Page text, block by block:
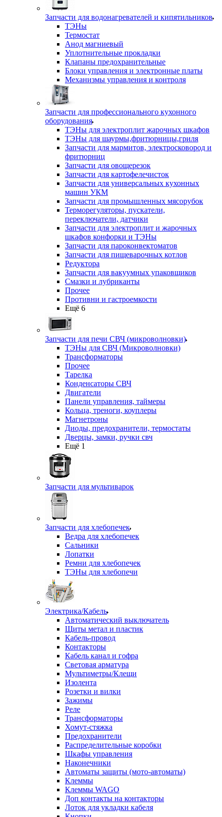
Запчасти для водонагревателей и кипятильников
ТЭНы
Термостат
Анод магниевый
Уплотнительные прокладки
Клапаны предохранительные
Блоки управления и электронные платы
Механизмы управления и контроля
Запчасти для профессионального кухонного
оборудования
ТЭНы для электроплит жарочных шкафов
ТЭНы для шаурмы,фритюрницы,гриля
Запчасти для мармитов, электросковород и
фритюрниц
Запчасти для овощерезок
Запчасти для картофелечисток
Запчасти для универсальных кухонных
машин УКМ
Запчасти для промышленных мясорубок
Терморегуляторы, пускатели,
переключатели, датчики
Запчасти для электроплит и жарочных
шкафов конфорки и ТЭНы
Запчасти для пароконвектоматов
Запчасти для пищеварочных котлов
Редуктора
Запчасти для вакуумных упаковщиков
Смазки и лубриканты
Прочее
Противни и гастроемкости
Ещё 6
Запчасти для печи СВЧ (микроволновки)
ТЭНы для СВЧ (Микроволновки)
Трансформаторы
Прочее
Тарелка
Конденсаторы СВЧ
Двигатели
Панели управления, таймеры
Кольца, треноги, коуплеры
Магнетроны
Диоды, предохранители, термостаты
Дверцы, замки, ручки свч
Ещё 1
Запчасти для мультиварок
Запчасти для хлебопечек
Ведра для хлебопечек
Сальники
Лопатки
Ремни для хлебопечек
ТЭНы для хлебопечи
Электрика/Кабель
Автоматический выключатель
Щиты метал и пластик
Кабель-провод
Контакторы
Кабель канал и гофра
Световая арматура
Мультиметры/Клещи
Изолента
Розетки и вилки
Зажимы
Реле
Трансформаторы
Хомут-стяжка
Предохранители
Распределительные коробки
Шкафы управления
Наконечники
Автоматы защиты (мото-автоматы)
Клеммы
Клеммы WAGO
Доп контакты на контакторы
Лоток для укладки кабеля